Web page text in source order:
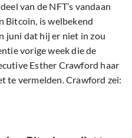
van de NFT’s vandaan
Bitcoin, is welbekend
juni dat hij er niet in zou
vorige week die de
Esther Crawford haar
te vermelden. Crawford zei: